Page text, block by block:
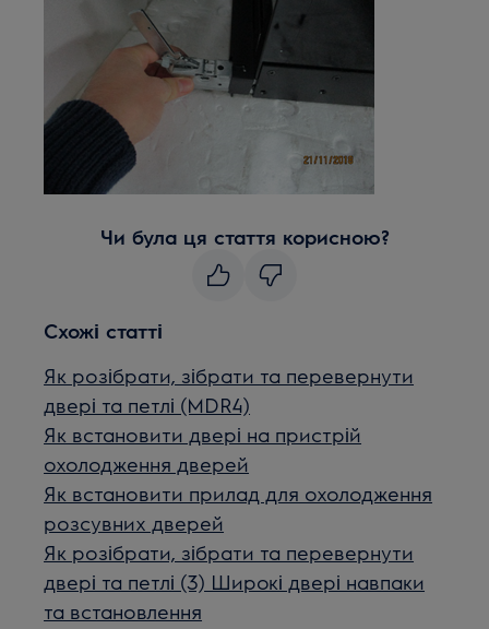
Чи була ця стаття корисною?
Схожі статті
Як розібрати, зібрати та перевернути
двері та петлі (MDR4)
Як встановити двері на пристрій
охолодження дверей
Як встановити прилад для охолодження
розсувних дверей
Як розібрати, зібрати та перевернути
двері та петлі (3) Широкі двері навпаки
та встановлення